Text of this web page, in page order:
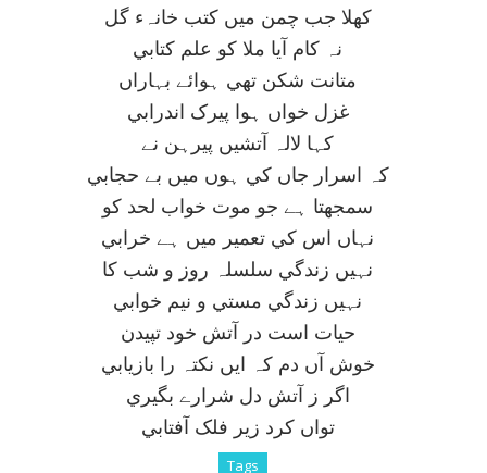
کھلا جب چمن ميں کتب خانہء گل
نہ کام آيا ملا کو علم کتابي
متانت شکن تھي ہوائے بہاراں
غزل خواں ہوا پيرک اندرابي
کہا لالہ آتشيں پيرہن نے
کہ اسرار جاں کي ہوں ميں بے حجابي
سمجھتا ہے جو موت خواب لحد کو
نہاں اس کي تعمير ميں ہے خرابي
نہيں زندگي سلسلہ روز و شب کا
نہيں زندگي مستي و نيم خوابي
حيات است در آتش خود تپيدن
خوش آں دم کہ ايں نکتہ را بازيابي
اگر ز آتش دل شرارے بگيري
تواں کرد زير فلک آفتابي
Tags